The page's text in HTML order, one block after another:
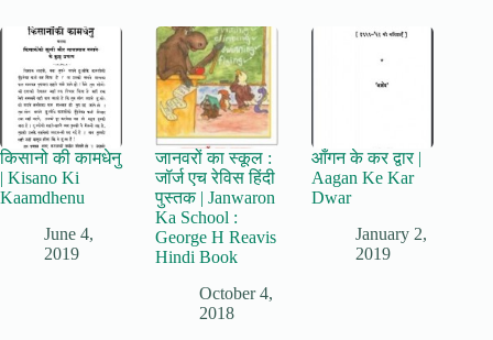
किसानो की कामधेनु
| Kisano Ki
Kaamdhenu
June 4,
2019
जानवरों का स्कूल :
जॉर्ज एच रेविस हिंदी
पुस्तक | Janwaron
Ka School :
George H Reavis
Hindi Book
October 4,
2018
आँगन के कर द्वार |
Aagan Ke Kar
Dwar
January 2,
2019